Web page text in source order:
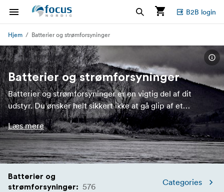
B2B login
Hjem Batterier og strømforsyninger
Batterier og strømforsyninger
Batterier og strømforsyninger er en vigtig del af dit
udstyr. Du ønsker helt sikkert ikke at gå glip af et
enestående billede på grund af et dødt batteri. Vær et
skridt foran og sørg for, at du altid bringer nok forsyninger
af strøm med dig, så du kan lave optagelser som planlagt
og stadig have ekstra strøm til den sidste scene eller
vinkel.
Læs mere
Batterier og
strømforsyninger: 576 Categories